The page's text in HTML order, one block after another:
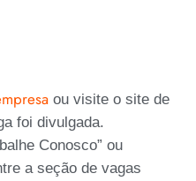
ou visite o site de
foi divulgada.
Conosco” ou
a seção de vagas